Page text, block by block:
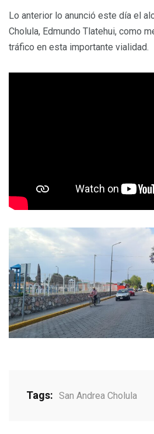
Lo anterior lo anunció este día el
Cholula, Edmundo Tlatehui, como
tráfico en esta importante vialidad.
Tags: San Andrea Cholula